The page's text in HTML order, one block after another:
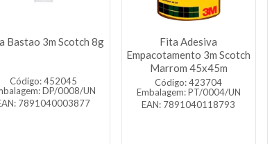
Bastao 3m Scotch 8g
Código: 452045
DP/0008/UN
7891040003877
Fita Adesiva
Empacotamento 3m Scotch
Marrom 45x45m
Código: 423704
Embalagem: PT/0004/UN
EAN: 7891040118793